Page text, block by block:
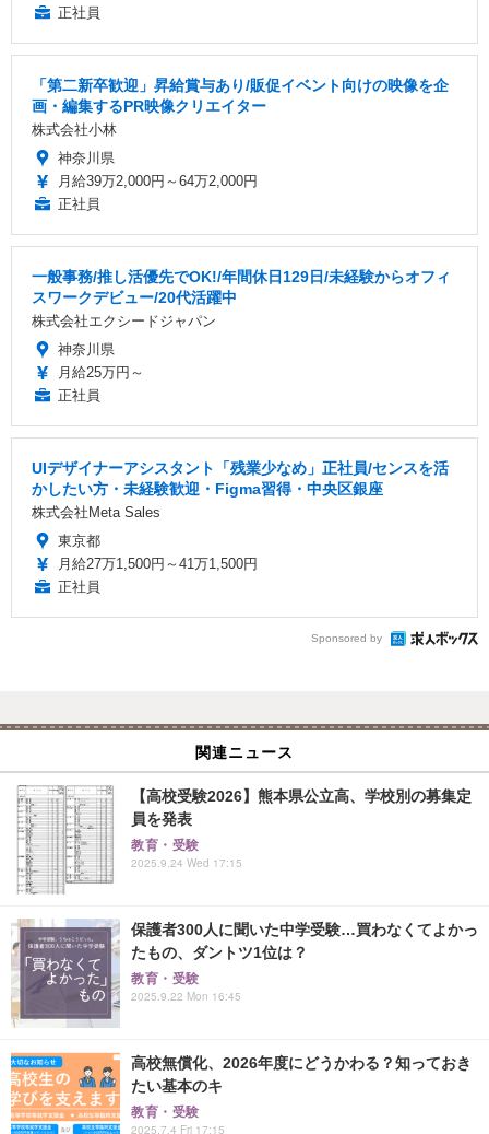
正社員
「第二新卒歓迎」昇給賞与あり/販促イベント向けの映像を企
画・編集するPR映像クリエイター
株式会社小林
神奈川県
月給39万2,000円～64万2,000円
正社員
一般事務/推し活優先でOK!/年間休日129日/未経験からオフィ
スワークデビュー/20代活躍中
株式会社エクシードジャパン
神奈川県
月給25万円～
正社員
UIデザイナーアシスタント「残業少なめ」正社員/センスを活
かしたい方・未経験歓迎・Figma習得・中央区銀座
株式会社Meta Sales
東京都
月給27万1,500円～41万1,500円
正社員
Sponsored by
関連ニュース
【高校受験2026】熊本県公立高、学校別の募集定
員を発表
教育・受験
2025.9.24 Wed 17:15
保護者300人に聞いた中学受験…買わなくてよかっ
たもの、ダントツ1位は？
教育・受験
2025.9.22 Mon 16:45
高校無償化、2026年度にどうかわる？知っておき
たい基本のキ
教育・受験
2025.7.4 Fri 17:15